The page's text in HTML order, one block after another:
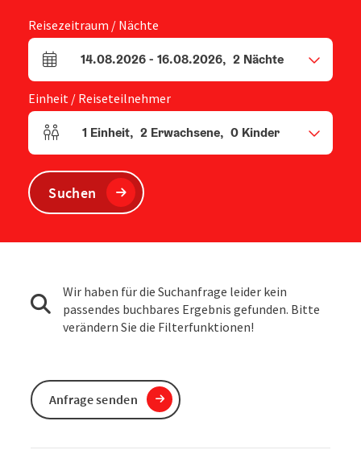
Reisezeitraum / Nächte
An- und Abreisefelder
14.08.2026- 16.08.2026, 2 Nächte
Einheit / Reiseteilnehmer
Einheitenanzahl und Personenfelder
1 Einheit, 2 Erwachsene, 0 Kinder
Suchen
Wir haben für die Suchanfrage leider kein
passendes buchbares Ergebnis gefunden. Bitte
verändern Sie die Filterfunktionen!
Anfrage senden